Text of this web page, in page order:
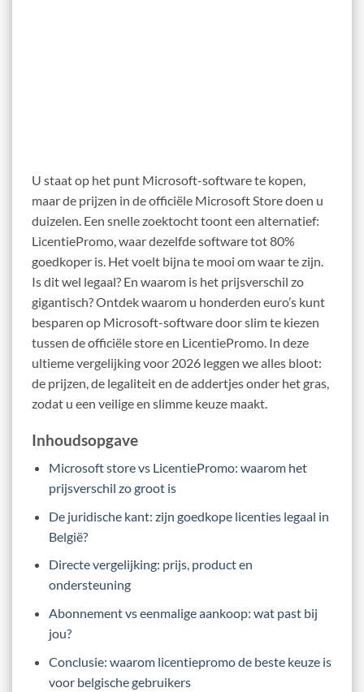
U staat op het punt Microsoft-software te kopen,
maar de prijzen in de officiële Microsoft Store doen u
duizelen. Een snelle zoektocht toont een alternatief:
LicentiePromo, waar dezelfde software tot 80%
goedkoper is. Het voelt bijna te mooi om waar te zijn.
Is dit wel legaal? En waarom is het prijsverschil zo
gigantisch? Ontdek waarom u honderden euro’s kunt
besparen op Microsoft-software door slim te kiezen
tussen de officiële store en LicentiePromo. In deze
ultieme vergelijking voor 2026 leggen we alles bloot:
de prijzen, de legaliteit en de addertjes onder het gras,
zodat u een veilige en slimme keuze maakt.
Inhoudsopgave
Microsoft store vs LicentiePromo: waarom het
prijsverschil zo groot is
De juridische kant: zijn goedkope licenties legaal in
België?
Directe vergelijking: prijs, product en
ondersteuning
Abonnement vs eenmalige aankoop: wat past bij
jou?
Conclusie: waarom licentiepromo de beste keuze is
voor belgische gebruikers